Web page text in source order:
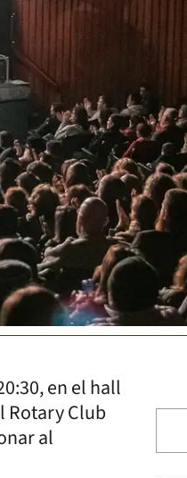
en el hall
Rotary Club
al